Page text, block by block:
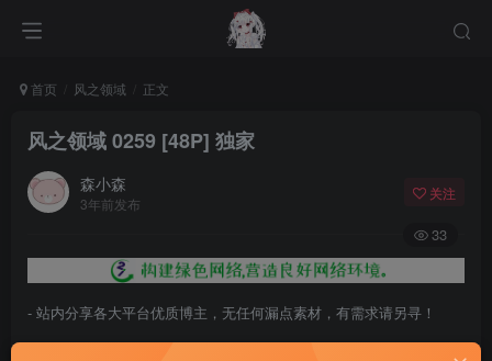
首页 风之领域 正文
风之领域 0259 [48P] 独家
森小森
3年前发布
关注
33
- 站内分享各大平台优质博主，无任何漏点素材，有需求请另寻！
- 百度网盘提示提取码错误，请更换浏览器重试，这是百度网盘版本问